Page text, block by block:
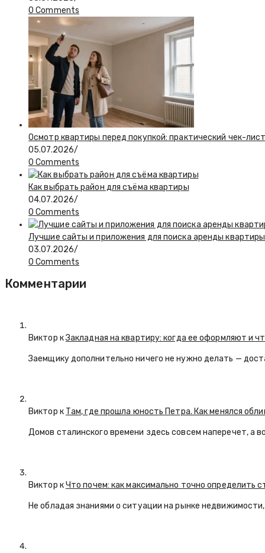
0 Comments
Осмотр квартиры перед покупкой: практический чек-
05.07.2026/
0 Comments
Как выбрать район для съёма квартиры
04.07.2026/
0 Comments
Лучшие сайты и приложения для поиска аренды
03.07.2026/
0 Comments
Комментарии
Виктор кЗакладная на квартиру: когда ее оформляют и
Заемщику дополнительно ничего не нужно делать —
Виктор к Там, где прошла юность Петра. Как менялся
Домов сталинского времени здесь совсем наперечет, а
Виктор кЧто почем: как максимально точно определить
Не обладая знаниями о ситуации на рынке